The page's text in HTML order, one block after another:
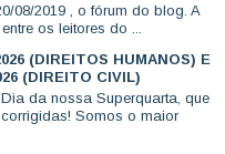
08/2019 , o fórum do blog. A
os leitores do ...
(DIREITOS HUMANOS) E
(DIREITO CIVIL)
da nossa Superquarta, que
Somos o maior